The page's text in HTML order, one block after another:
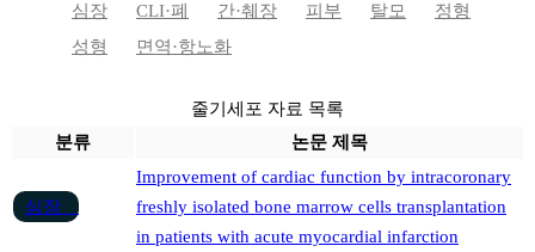
심장 CLI·폐 간·췌장 피부 탈모
정형
성형
면역·항노화
줄기세포 자료 목록
분류
논문 제목
심장
Improvement of cardiac function by intracoronary
freshly isolated bone marrow cells transplantation
in patients with acute myocardial infarction